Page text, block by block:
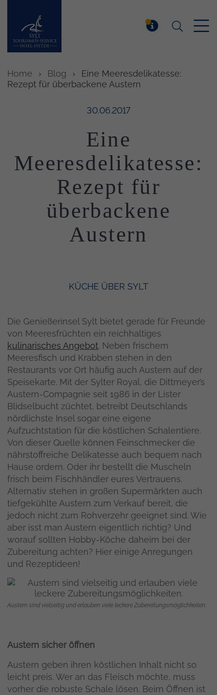
Insel Sylt Suchen
Home Blog
Eine Meeresdelikatesse:
Rezept für überbackene Austern
Veröffentlicht am:
30.06.2017
Eine
Meeresdelikatesse:
Rezept für
überbackene
Austern
KÜCHE ÜBER SYLT
Die Genießerinsel Sylt bietet gerade für Freunde
von Meeresfrüchten ein reichhaltiges
kulinarisches Angebot. Neben frischem
Meeresfisch und Krabben stehen in den
Restaurants vor Ort häufig auch Austern auf der
Speisekarte. Mit der Sylter Royal, die Dittmeyer’s
Austern-Compagnie seit 1986 in der Lister
Blidselbucht züchtet, betreibt Deutschlands
nördlichste Insel sogar eine eigene
Aufzuchtstation für die köstlichen Schalentiere.
Von dieser Quelle können Feinschmecker die
nährstoffreiche Delikatesse auch bequem nach
Hause ordern. Oder ihr bestellt die Muscheln
frisch beim Fischhändler eures Vertrauens.
Alternativ stehen in großen Supermärkten auch
tiefgekühlte Austern zum Verkauf bereit, die
jedoch nicht zum Rohverzehr geeignet sind. Wie
aber isst man Austern eigentlich richtig? Und
worauf sollten Hobby-Köche daheim bei der
Zubereitung achten? Hier einige Anregungen
und Rezeptideen!
Austern sind vielseitig und erlauben viele leckere Zubereitungsmöglichkeiten.
Austern sicher öffnen
Austern geben ihren köstlichen Inhalt nicht so
leicht preis. Wer an das Fleisch möchte, muss
vorher die robuste Schale lösen. Beim Öffnen ist